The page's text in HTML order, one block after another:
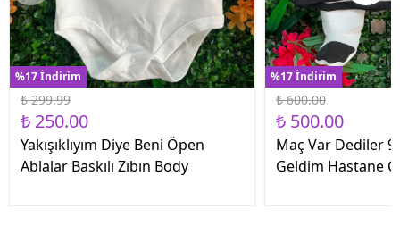
%17 İndirim
₺ 299.99
₺ 250.00
Yakışıklıyım Diye Beni Öpen
Ablalar Baskılı Zıbın Body
%17 İndirim
₺ 600.00
₺ 500.00
Maç Var Dediler 9
Geldim Hastane